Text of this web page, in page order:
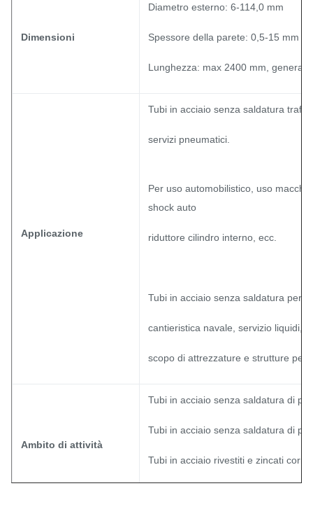
Dimensioni
Diametro esterno: 6-114,0 mm
Spessore della parete: 0,5-15 mm
Lunghezza: max 2400 mm,
Applicazione
Tubi in acciaio senza saldatura
servizi pneumatici.
Per uso automobilistico, uso
shock auto
riduttore cilindro interno, ecc.
Tubi in acciaio senza saldatura per
cantieristica navale, servizio liquidi,
scopo di attrezzature e strutture per
Ambito di attività
Tubi in acciaio senza saldatura di
Tubi in acciaio senza saldatura di
Tubi in acciaio rivestiti e zincati